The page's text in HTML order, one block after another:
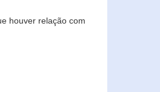
houver relação com